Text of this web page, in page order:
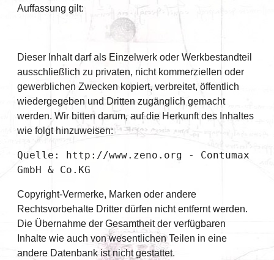
Auffassung gilt:
Dieser Inhalt darf als Einzelwerk oder Werkbestandteil
ausschließlich zu privaten, nicht kommerziellen oder
gewerblichen Zwecken kopiert, verbreitet, öffentlich
wiedergegeben und Dritten zugänglich gemacht
werden. Wir bitten darum, auf die Herkunft des Inhaltes
wie folgt hinzuweisen:
Quelle: http://www.zeno.org - Contumax
GmbH & Co.KG
Copyright-Vermerke, Marken oder andere
Rechtsvorbehalte Dritter dürfen nicht entfernt werden.
Die Übernahme der Gesamtheit der verfügbaren
Inhalte wie auch von wesentlichen Teilen in eine
andere Datenbank ist nicht gestattet.